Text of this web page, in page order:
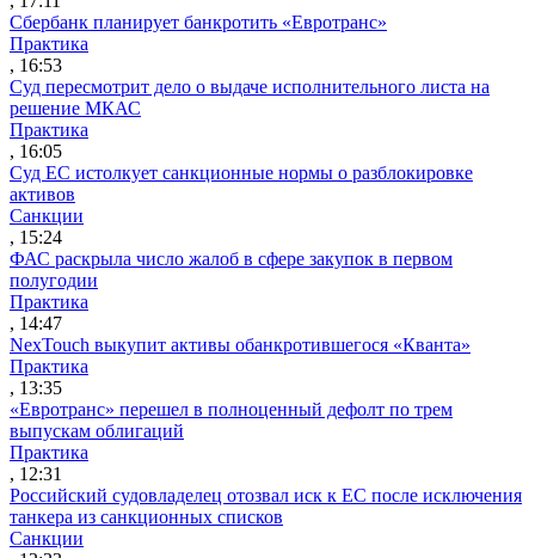
Сбербанк планирует банкротить «Евротранс»
Практика
, 16:53
Суд пересмотрит дело о выдаче исполнительного листа на
решение МКАС
Практика
, 16:05
Суд ЕС истолкует санкционные нормы о разблокировке
активов
Санкции
, 15:24
ФАС раскрыла число жалоб в сфере закупок в первом
полугодии
Практика
, 14:47
NexTouch выкупит активы обанкротившегося «Кванта»
Практика
, 13:35
«Евротранс» перешел в полноценный дефолт по трем
выпускам облигаций
Практика
, 12:31
Российский судовладелец отозвал иск к ЕС после исключения
танкера из санкционных списков
Санкции